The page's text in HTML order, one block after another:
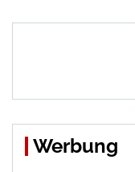
Werbung